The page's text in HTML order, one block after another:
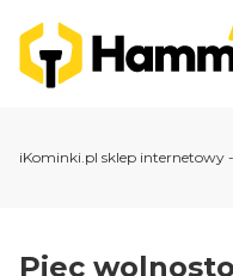
iKominki.pl sklep internetowy
Piec